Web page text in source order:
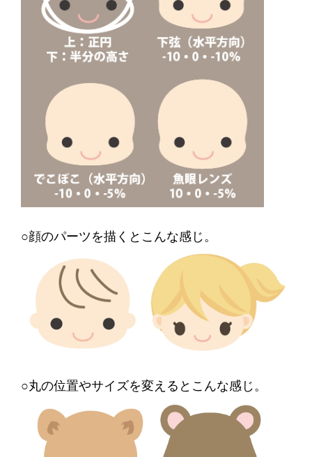
○顔のパーツを描くとこんな感じ。
○丸の位置やサイズを変えるとこんな感じ。